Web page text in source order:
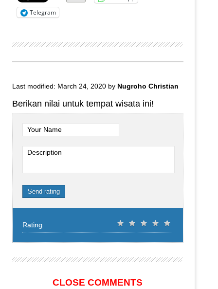
Telegram
Last modified: March 24, 2020 by Nugroho Christian
Berikan nilai untuk tempat wisata ini!
Your Name
Description
Send rating
Rating
CLOSE COMMENTS